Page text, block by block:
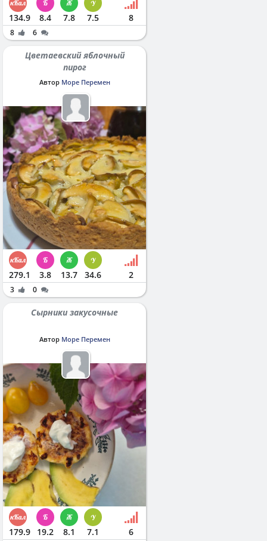
134.9 8.4 7.8 7.5 8
8 6
Цветаевский яблочный
пирог
Автор Море Перемен
279.1 3.8 13.7 34.6 2
3 0
Сырники закусочные
Автор Море Перемен
179.9 19.2 8.1 7.1 6